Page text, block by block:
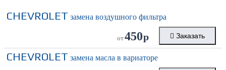
CHEVROLET замена воздушного фильтра
от450р Заказать
CHEVROLET замена масла в вариаторе